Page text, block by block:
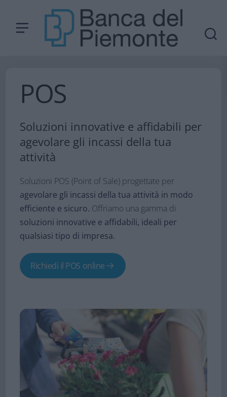
POS
Soluzioni innovative e affidabili per
agevolare gli incassi della tua
attività​
Soluzioni POS (Point of Sale) progettate per
agevolare gli incassi della tua attività in modo
efficiente e sicuro. Offriamo una gamma di
soluzioni innovative e affidabili, ideali per
qualsiasi tipo di impresa.​
Richiedi il POS online